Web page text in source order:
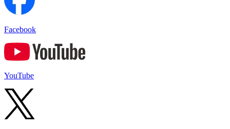
Facebook
YouTube